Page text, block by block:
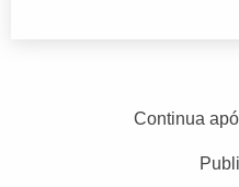
Continua